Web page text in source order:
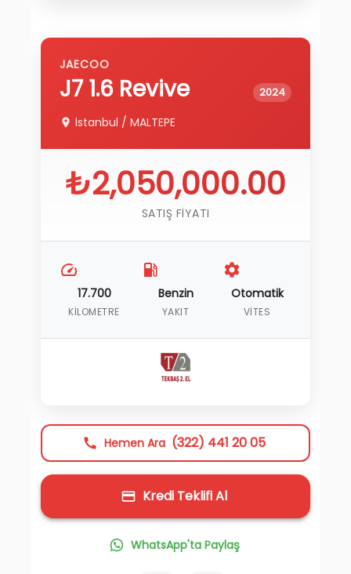
JAECOO
J71.6 Revive 2024
İstanbul / MALTEPE
₺2,050,000.00
SATIŞ FIYATI
17.700
KILOMETRE
Benzin
YAKIT
Otomatik
VITES
Hemen Ara (322) 441 20 05
Kredi Teklifi Al
WhatsApp'ta Paylaş